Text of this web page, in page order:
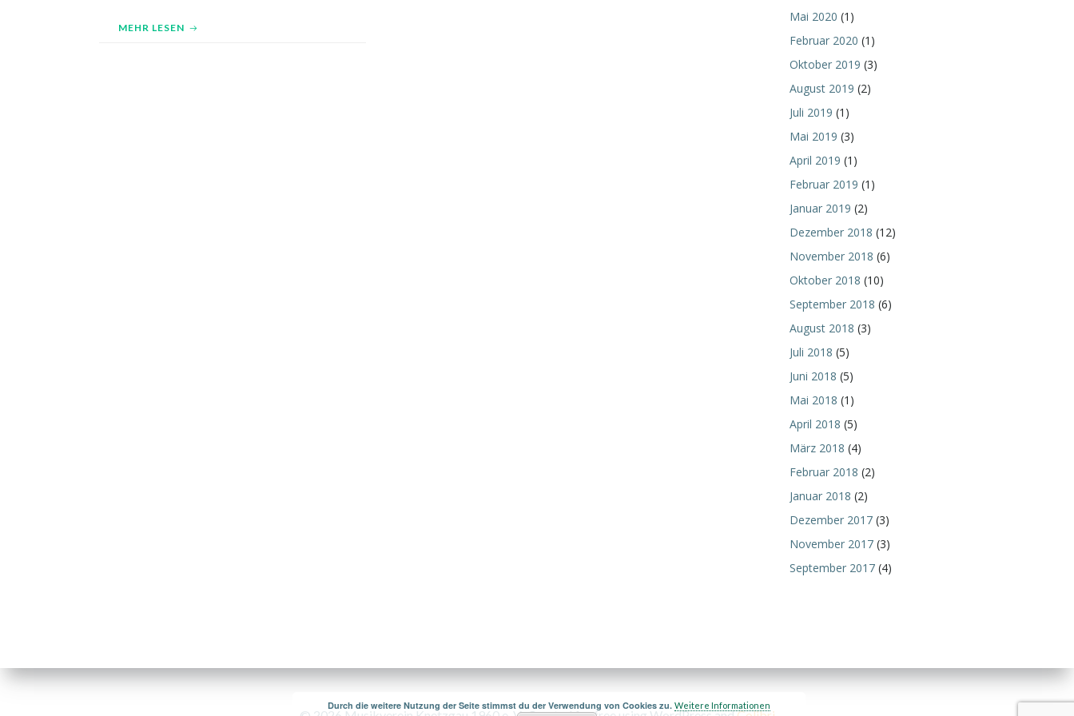
MEHR LESEN
Mai 2020 (1)
Februar 2020 (1)
Oktober 2019 (3)
August 2019 (2)
Juli 2019 (1)
Mai 2019 (3)
April 2019 (1)
Februar 2019 (1)
Januar 2019 (2)
Dezember 2018 (12)
November 2018 (6)
Oktober 2018 (10)
September 2018 (6)
August 2018 (3)
Juli 2018 (5)
Juni 2018 (5)
Mai 2018 (1)
April 2018 (5)
März 2018 (4)
Februar 2018 (2)
Januar 2018 (2)
Dezember 2017 (3)
November 2017 (3)
September 2017 (4)
Durch die weitere Nutzung der Seite stimmst du der Verwendung von Cookies zu. Weitere Informationen